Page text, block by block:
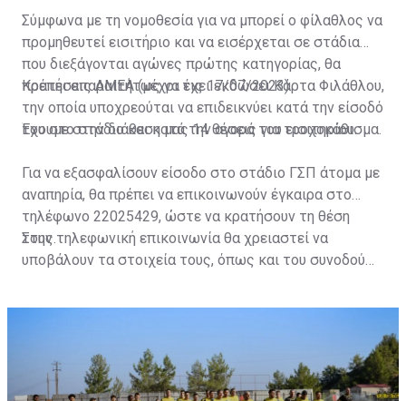
Σύμφωνα με τη νομοθεσία για να μπορεί ο φίλαθλος να
προμηθευτεί εισιτήριο και να εισέρχεται σε στάδια
που διεξάγονται αγώνες πρώτης κατηγορίας, θα
πρέπει απαραιτήτως να έχει εκδώσει Κάρτα Φιλάθλου,
την οποία υποχρεούται να επιδεικνύει κατά την είσοδό
του στο στάδιο και κατά την αγορά του εισιτηρίου.
Κρατήσεις ΑΜΕΑ (μέχρι τις 17/07/2023)
Έχουμε στην διάθεση μας 14 θέσεις για τροχοκάθισμα.
Για να εξασφαλίσουν είσοδο στο στάδιο ΓΣΠ άτομα με
αναπηρία, θα πρέπει να επικοινωνούν έγκαιρα στο
τηλέφωνο 22025429, ώστε να κρατήσουν τη θέση
τους.
Στην τηλεφωνική επικοινωνία θα χρειαστεί να
υποβάλουν τα στοιχεία τους, όπως και του συνοδού
ονοματεπώνυμο, αριθμός πινακίδας αυτοκινήτου,